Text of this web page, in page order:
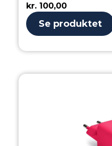
kr. 100,00
Se produktet